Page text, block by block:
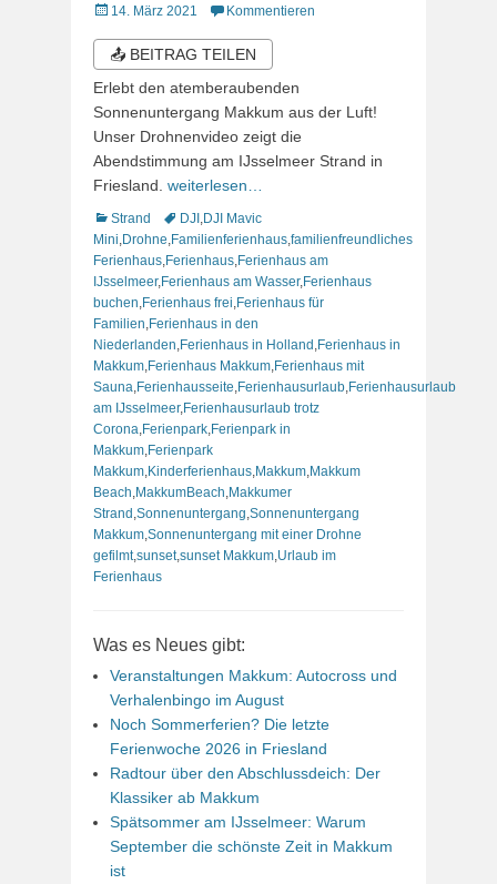
Veröffentlicht
14. März 2021 Kommentieren
📤 BEITRAG TEILEN
Erlebt den atemberaubenden
Sonnenuntergang Makkum aus der Luft!
Unser Drohnenvideo zeigt die
Abendstimmung am IJsselmeer Strand in
Friesland. weiterlesen…
Kategorien
Strand Schlagworte
DJI DJI Mavic
Mini Drohne Familienferienhaus familienfreundliches
Ferienhaus Ferienhaus Ferienhaus am
IJsselmeer, Ferienhaus am Wasser, Ferienhaus
buchen Ferienhaus frei Ferienhaus für
Familien Ferienhaus in den
Niederlanden Ferienhaus in Holland Ferienhaus in
Makkum Ferienhaus Makkum Ferienhaus mit
Sauna Ferienhausseite Ferienhausurlaub Ferienhausurlaub
am IJsselmeer, Ferienhausurlaub trotz
Corona Ferienpark Ferienpark in
Makkum Ferienpark
Makkum Kinderferienhaus Makkum Makkum
Beach MakkumBeach Makkumer
Strand Sonnenuntergang Sonnenuntergang
Makkum Sonnenuntergang mit einer Drohne
gefilmt,sunset,sunset Makkum Urlaub im
Ferienhaus
Was es Neues gibt:
Veranstaltungen Makkum: Autocross und
Verhalenbingo im August
Noch Sommerferien? Die letzte
Ferienwoche 2026 in Friesland
Radtour über den Abschlussdeich: Der
Klassiker ab Makkum
Spätsommer am IJsselmeer: Warum
September die schönste Zeit in Makkum
ist